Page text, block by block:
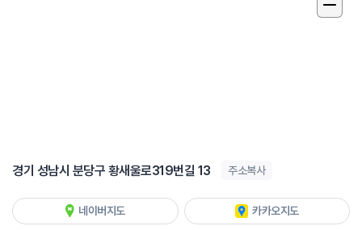
경기 성남시 분당구 황새울로319번길 13 주소복사
네이버지도 카카오지도